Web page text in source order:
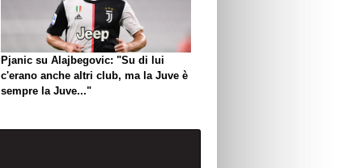
Pjanic su Alajbegovic: "Su di lui
c'erano anche altri club, ma la Juve è
sempre la Juve..."